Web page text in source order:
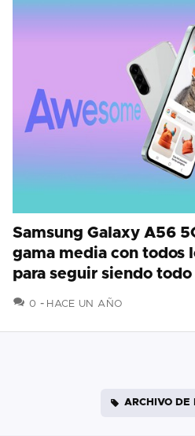
Samsung Galaxy A56
gama media con todos
para seguir siendo
0 COMENTARIOS
HACE UN AÑO
ARCHIVO DE